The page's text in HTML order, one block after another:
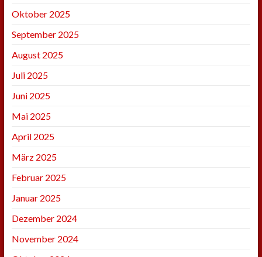
Oktober 2025
September 2025
August 2025
Juli 2025
Juni 2025
Mai 2025
April 2025
März 2025
Februar 2025
Januar 2025
Dezember 2024
November 2024